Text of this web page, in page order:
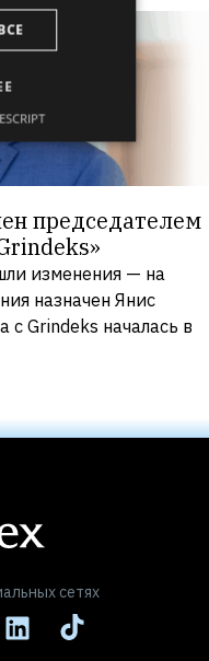
председателем
изменения — на
назначен Янис
с Grindeks началась в
сетях